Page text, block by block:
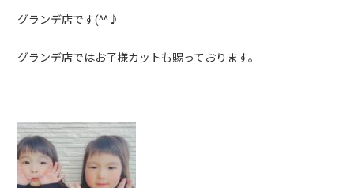
グランデ店です(^^♪
グランデ店ではお子様カットも賜っております。